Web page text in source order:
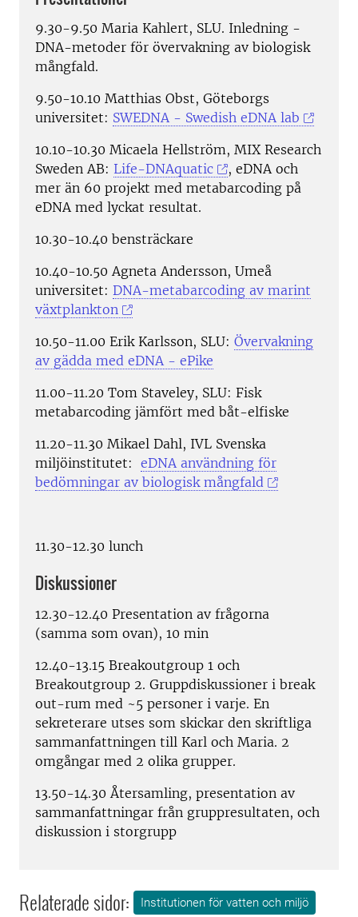
9.30-9.50 Maria Kahlert, SLU. Inledning -
DNA-metoder för övervakning av biologisk
mångfald.
9.50-10.10 Matthias Obst, Göteborgs
universitet: SWEDNA - Swedish eDNA lab
10.10-10.30 Micaela Hellström, MIX Research
Sweden AB: Life-DNAquatic
, eDNA och
mer än 60 projekt med metabarcoding på
eDNA med lyckat resultat.
10.30-10.40 bensträckare
10.40-10.50 Agneta Andersson, Umeå
universitet: DNA-metabarcoding av marint
växtplankton
10.50-11.00 Erik Karlsson, SLU: Övervakning
av gädda med eDNA - ePike
11.00-11.20 Tom Staveley, SLU: Fisk
metabarcoding jämfört med båt-elfiske
11.20-11.30 Mikael Dahl, IVL Svenska
miljöinstitutet: eDNA användning för
bedömningar av biologisk mångfald
11.30-12.30 lunch
Diskussioner
12.30-12.40 Presentation av frågorna
(samma som ovan), 10 min
12.40-13.15 Breakoutgroup 1 och
Breakoutgroup 2. Gruppdiskussioner i break
out-rum med ~5 personer i varje. En
sekreterare utses som skickar den skriftliga
sammanfattningen till Karl och Maria. 2
omgångar med 2 olika grupper.
13.50-14.30 Återsamling, presentation av
sammanfattningar från gruppresultaten, och
diskussion i storgrupp
Relaterade sidor: Institutionen för vatten och miljö